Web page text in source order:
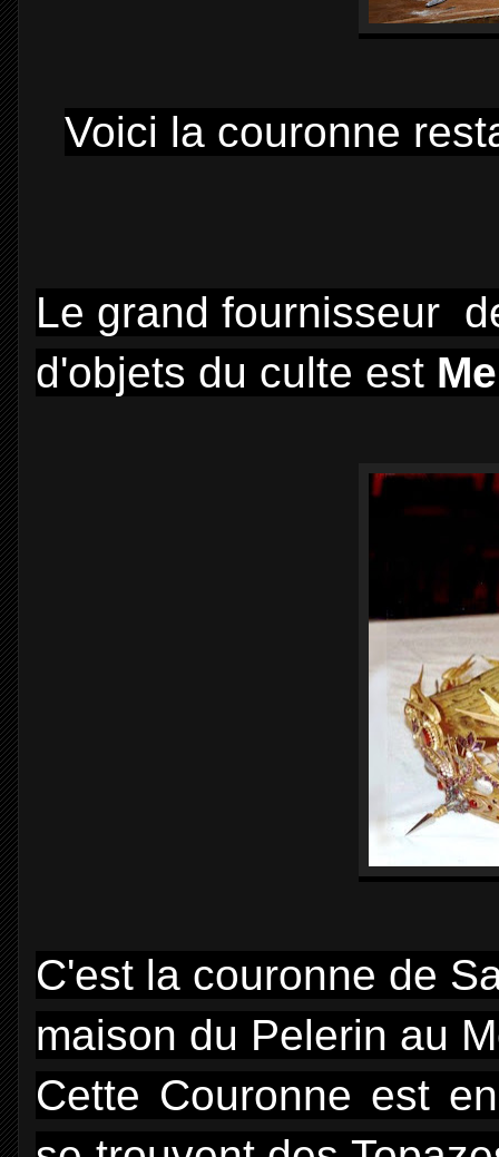
Voici la couronne
Le grand fournisseur
d'objets du culte est
C'est la couronne de
maison du Pelerin au
Cette Couronne est